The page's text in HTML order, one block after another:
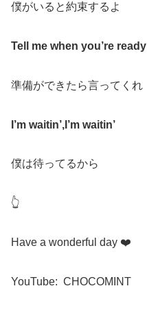
僕がいると約束するよ
Tell me when you’re ready
準備ができたら言ってくれ
I’m waitin’,I’m waitin’
僕は待ってるから
👆
Have a wonderful day ❤️
YouTube: CHOCOMINT